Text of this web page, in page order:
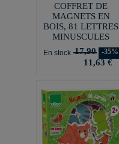
COFFRET DE
MAGNETS EN
BOIS, 81 LETTRES
MINUSCULES
En stock 17,90 -35%
11,63 €